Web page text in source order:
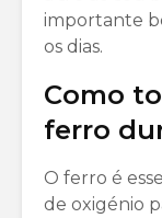
importante
os dias.
Como
ferro
O ferro é
de oxigénio